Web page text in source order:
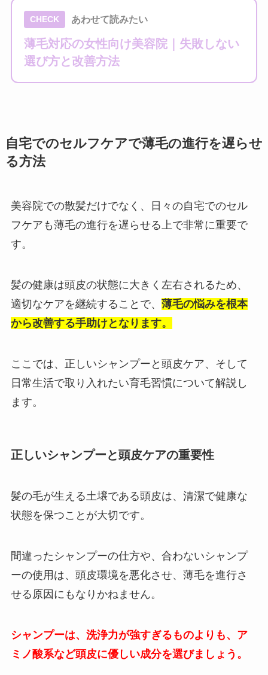
CHECK あわせて読みたい
薄毛対応の女性向け美容院｜失敗しない
選び方と改善方法
自宅でのセルフケアで薄毛の進行を遅らせ
る方法
美容院での散髪だけでなく、日々の自宅でのセル
フケアも薄毛の進行を遅らせる上で非常に重要で
す。
髪の健康は頭皮の状態に大きく左右されるため、
適切なケアを継続することで、 薄毛の悩みを根本
から改善する手助けとなります。
ここでは、正しいシャンプーと頭皮ケア、そして
日常生活で取り入れたい育毛習慣について解説し
ます。
正しいシャンプーと頭皮ケアの重要性
髪の毛が生える土壌である頭皮は、清潔で健康な
状態を保つことが大切です。
間違ったシャンプーの仕方や、合わないシャンプ
ーの使用は、頭皮環境を悪化させ、薄毛を進行さ
せる原因にもなりかねません。
シャンプーは、洗浄力が強すぎるものよりも、ア
ミノ酸系など頭皮に優しい成分を選びましょう。